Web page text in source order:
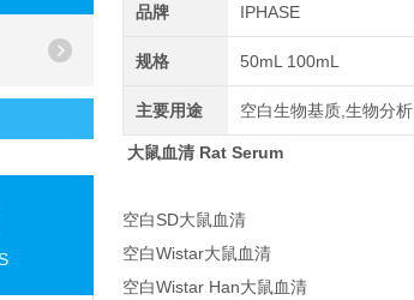
品牌 IPHASE
规格 50mL 100mL
主要用途 空白生物基质,生物分析
大鼠血清 Rat Serum
空白SD大鼠血清
空白Wistar大鼠血清
空白Wistar Han大鼠血清